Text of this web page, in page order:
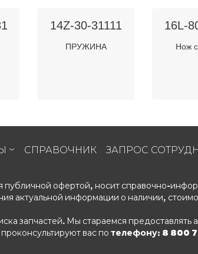
14Z-30-31111
ПРУЖИНА
16L-
Нож
СПРАВОЧНИК ЗАПРОС
публичной офертой, носит справочно-
актуальной информации о наличии,
запчастей. Мы стараемся
вас по телефону: 8 800